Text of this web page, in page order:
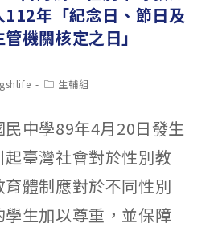
112年「紀念日、節日及
機關核定之日」
Post生輔組
中學89年4月20日發生
臺灣社會對於性別教
體制應對於不同性別
生加以尊重，並保障